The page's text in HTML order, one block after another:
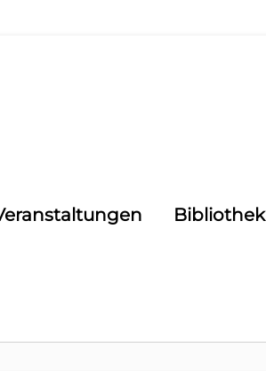
Bibliothek